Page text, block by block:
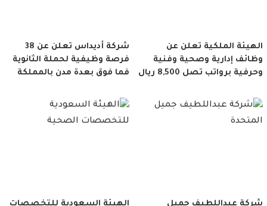
الهيئة الملكية تعلن عن
وظائف إدارية وصحية وفنية
وحرفية برواتب تصل 8,500 ريال
شركة أديداس تعلن عن 38
فرصة وظيفية لحملة الثانوية
فما فوق بعدة مدن بالمملكة
شركة عبداللطيف جميل
الهيئة السعودية للتخصصات